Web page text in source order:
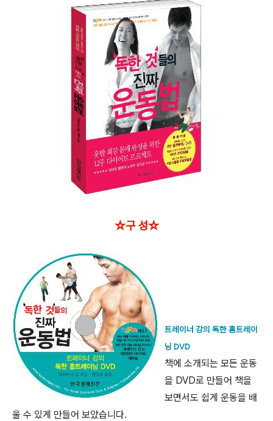
☆구 성☆
트레이너 강의 독한 홈트레이
닝 DVD
책에 소개되는 모든 운동
을 DVD로 만들어 책을
보면서도 쉽게 운동을 배
울 수 있게 만들어 보았습니다.